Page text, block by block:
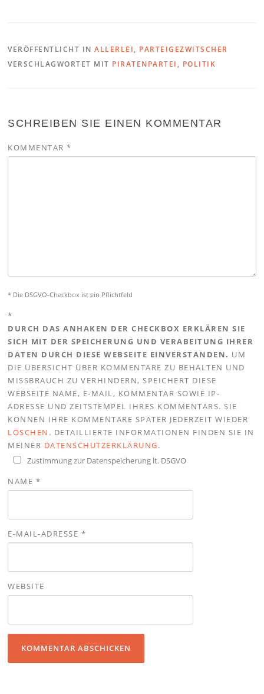
VERÖFFENTLICHT INALLERLEI, PARTEIGEZWITSCHER
VERSCHLAGWORTET MIT PIRATENPARTEI , POLITIK
SCHREIBEN SIE EINEN KOMMENTAR
KOMMENTAR*
* Die DSGVO-Checkbox ist ein Pflichtfeld
*
DURCH DAS ANHAKEN DER CHECKBOX ERKLÄREN SIE
SICH MIT DER SPEICHERUNG UND VERABEITUNG IHRER
DATEN DURCH DIESE WEBSEITE EINVERSTANDEN. UM
DIE ÜBERSICHT ÜBER KOMMENTARE ZU BEHALTEN UND
MISSBRAUCH ZU VERHINDERN, SPEICHERT DIESE
WEBSEITE NAME, E-MAIL, KOMMENTAR SOWIE IP-
ADRESSE UND ZEITSTEMPEL IHRES KOMMENTARS. SIE
KÖNNEN IHRE KOMMENTARE SPÄTER JEDERZEIT WIEDER
LÖSCHEN . DETAILLIERTE INFORMATIONEN FINDEN SIE IN
MEINER DATENSCHUTZERKLÄRUNG.
Zustimmung zur Datenspeicherung lt. DSGVO
NAME *
E-MAIL-ADRESSE *
WEBSITE